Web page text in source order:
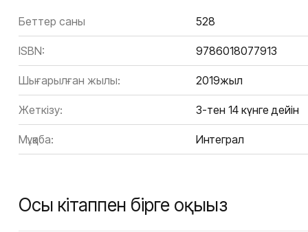
Беттер саны 528
ISBN: 9786018077913
Шығарылған жылы: 2019жыл
Жеткізу: 3-тен 14 күнге дейін
Мұқаба: Интеграл
Осы кітаппен бірге оқыңыз